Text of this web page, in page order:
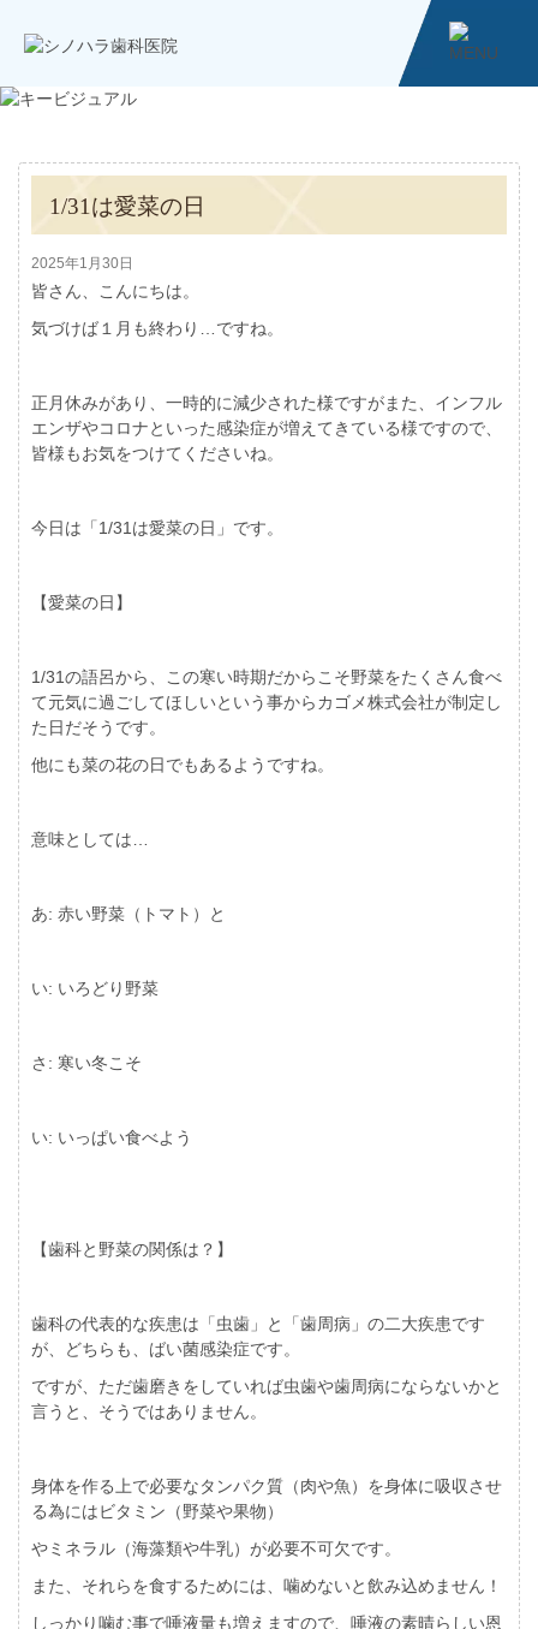
1/31は愛菜の日
2025年1月30日
皆さん、こんにちは。
気づけば１月も終わり…ですね。
正月休みがあり、一時的に減少された様ですがまた、インフル
エンザやコロナといった感染症が増えてきている様ですので、
皆様もお気をつけてくださいね。
今日は「1/31は愛菜の日」です。
【愛菜の日】
1/31の語呂から、この寒い時期だからこそ野菜をたくさん食べ
て元気に過ごしてほしいという事からカゴメ株式会社が制定し
た日だそうです。
他にも菜の花の日でもあるようですね。
意味としては…
あ: 赤い野菜（トマト）と
い: いろどり野菜
さ: 寒い冬こそ
い: いっぱい食べよう
【歯科と野菜の関係は？】
歯科の代表的な疾患は「虫歯」と「歯周病」の二大疾患です
が、どちらも、ばい菌感染症です。
ですが、ただ歯磨きをしていれば虫歯や歯周病にならないかと
言うと、そうではありません。
身体を作る上で必要なタンパク質（肉や魚）を身体に吸収させ
る為にはビタミン（野菜や果物）
やミネラル（海藻類や牛乳）が必要不可欠です。
また、それらを食するためには、噛めないと飲み込めません！
しっかり噛む事で唾液量も増えますので、唾液の素晴らしい恩